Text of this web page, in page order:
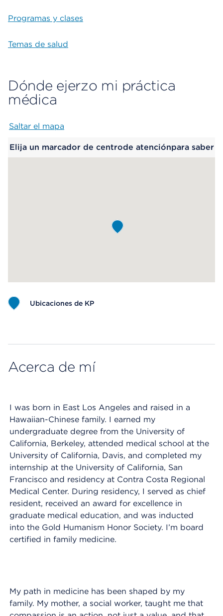
Programas y clases
Temas de salud
Dónde ejerzo mi práctica
médica
Saltar el mapa
Elija un marcador de centrode atenciónpara saber
Ubicaciones de KP
Acerca de mí
I was born in East Los Angeles and raised in a
Hawaiian-Chinese family. I earned my
undergraduate degree from the University of
California, Berkeley, attended medical school at the
University of California, Davis, and completed my
internship at the University of California, San
Francisco and residency at Contra Costa Regional
Medical Center. During residency, I served as chief
resident, received an award for excellence in
graduate medical education, and was inducted
into the Gold Humanism Honor Society. I’m board
certified in family medicine.
My path in medicine has been shaped by my
family. My mother, a social worker, taught me that